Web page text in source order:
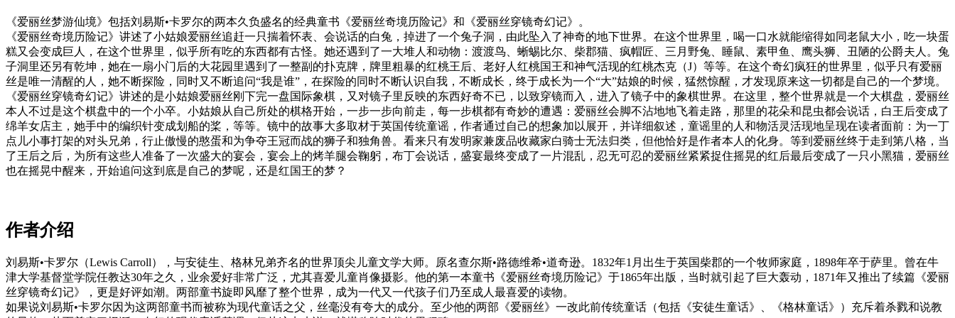
《爱丽丝梦游仙境》包括刘易斯•卡罗尔的两本久负盛名的经典童书《爱丽丝奇境历险记》和《爱丽丝穿镜奇幻记》。
《爱丽丝奇境历险记》讲述了小姑娘爱丽丝追赶一只揣着怀表、会说话的白兔，掉进了一个兔子洞，由此坠入了神奇的地下世界。在这个世界里，喝一口水就能缩得如同老鼠大小，吃一块蛋
糕又会变成巨人，在这个世界里，似乎所有吃的东西都有古怪。她还遇到了一大堆人和动物：渡渡鸟、蜥蜴比尔、柴郡猫、疯帽匠、三月野兔、睡鼠、素甲鱼、鹰头狮、丑陋的公爵夫人。兔
子洞里还另有乾坤，她在一扇小门后的大花园里遇到了一整副的扑克牌，牌里粗暴的红桃王后、老好人红桃国王和神气活现的红桃杰克（J）等等。在这个奇幻疯狂的世界里，似乎只有爱丽
丝是唯一清醒的人，她不断探险，同时又不断追问“我是谁”，在探险的同时不断认识自我，不断成长，终于成长为一个“大”姑娘的时候，猛然惊醒，才发现原来这一切都是自己的一个梦境。
《爱丽丝穿镜奇幻记》讲述的是小姑娘爱丽丝刚下完一盘国际象棋，又对镜子里反映的东西好奇不已，以致穿镜而入，进入了镜子中的象棋世界。在这里，整个世界就是一个大棋盘，爱丽丝
本人不过是这个棋盘中的一个小卒。小姑娘从自己所处的棋格开始，一步一步向前走，每一步棋都有奇妙的遭遇：爱丽丝会脚不沾地地飞着走路，那里的花朵和昆虫都会说话，白王后变成了
绵羊女店主，她手中的编织针变成划船的桨，等等。镜中的故事大多取材于英国传统童谣，作者通过自己的想象加以展开，并详细叙述，童谣里的人和物活灵活现地呈现在读者面前：为一丁
点儿小事打架的对头兄弟，行止傲慢的憨蛋和为争夺王冠而战的狮子和独角兽。看来只有发明家兼废品收藏家白骑士无法归类，但他恰好是作者本人的化身。等到爱丽丝终于走到第八格，当
了王后之后，为所有这些人准备了一次盛大的宴会，宴会上的烤羊腿会鞠躬，布丁会说话，盛宴最终变成了一片混乱，忍无可忍的爱丽丝紧紧捉住摇晃的红后最后变成了一只小黑猫，爱丽丝
也在摇晃中醒来，开始追问这到底是自己的梦呢，还是红国王的梦？
作者介绍
刘易斯•卡罗尔（Lewis Carroll），与安徒生、格林兄弟齐名的世界顶尖儿童文学大师。原名查尔斯•路德维希•道奇逊。1832年1月出生于英国柴郡的一个牧师家庭，1898年卒于萨里。曾在牛
津大学基督堂学院任教达30年之久，业余爱好非常广泛，尤其喜爱儿童肖像摄影。他的第一本童书《爱丽丝奇境历险记》于1865年出版，当时就引起了巨大轰动，1871年又推出了续篇《爱丽
丝穿镜奇幻记》，更是好评如潮。两部童书旋即风靡了整个世界，成为一代又一代孩子们乃至成人最喜爱的读物。
如果说刘易斯•卡罗尔因为这两部童书而被称为现代童话之父，丝毫没有夸大的成分。至少他的两部《爱丽丝》一改此前传统童话（包括《安徒生童话》、《格林童话》）充斥着杀戮和说教